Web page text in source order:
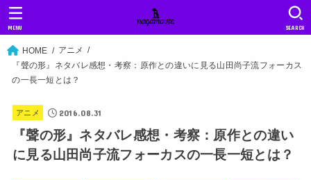
SEARCH
MENU
HOME
アニメ
『聲の形』ネタバレ感想・考察：原作との違いに見る山田尚子流フォーカス
の一長一短とは？
アニメ 2016.08.31
『聲の形』ネタバレ感想・考察：原作との違い
に見る山田尚子流フォーカスの一長一短とは？